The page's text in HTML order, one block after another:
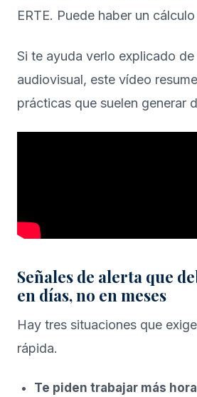
ERTE. Puede haber un
Si te ayuda verlo explicado de
audiovisual, este vídeo
prácticas que suelen generar
Señales de alerta que
en días, no en meses
Hay tres situaciones que
rápida.
Te piden trabajar más